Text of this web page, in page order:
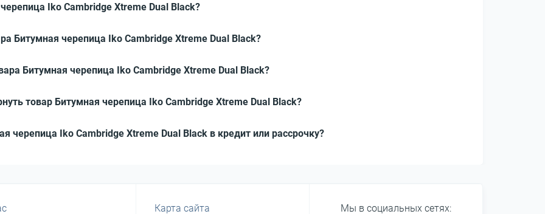
Iko Cambridge Xtreme Dual Black?
Битумная черепица Iko Cambridge Xtreme Dual Black?
Битумная черепица Iko Cambridge Xtreme Dual Black?
товар Битумная черепица Iko Cambridge Xtreme Dual Black?
черепица Iko Cambridge Xtreme Dual Black в кредит или рассрочку?
Карта сайта Мы в социальных сетях: